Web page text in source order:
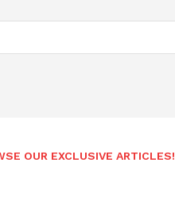
OUR EXCLUSIVE ARTICLES!